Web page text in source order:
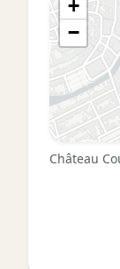
+
−
Château